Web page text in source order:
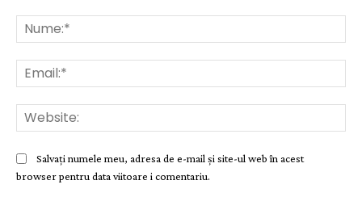
Salvați numele meu, adresa de e-mail și site-ul web în acest
browser pentru data viitoare i comentariu.